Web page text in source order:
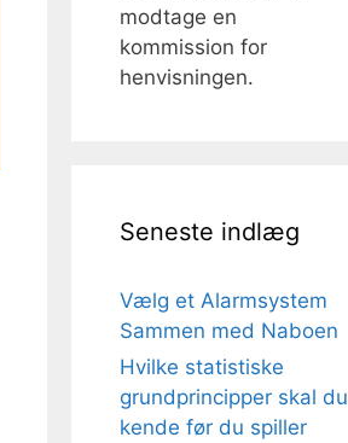
modtage en
kommission for
henvisningen.
Seneste indlæg
Vælg et Alarmsystem
Sammen med Naboen
Hvilke statistiske
grundprincipper skal du
kende før du spiller